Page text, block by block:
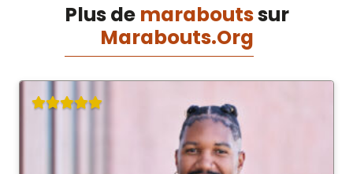
Plus de maraboutssur
Marabouts.Org